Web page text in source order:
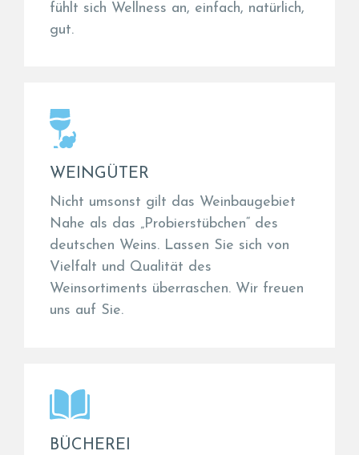
fühlt sich Wellness an, einfach, natürlich,
gut.
WEINGÜTER
Nicht umsonst gilt das Weinbaugebiet
Nahe als das „Probierstübchen“ des
deutschen Weins. Lassen Sie sich von
Vielfalt und Qualität des
Weinsortiments überraschen. Wir freuen
uns auf Sie.
BÜCHEREI